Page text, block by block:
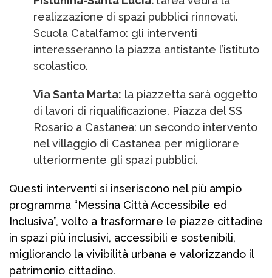
realizzazione di spazi pubblici rinnovati.
Scuola Catalfamo: gli interventi
interesseranno la piazza antistante l’istituto
scolastico.
Via Santa Marta: la piazzetta sarà oggetto
di lavori di riqualificazione. Piazza del SS
Rosario a Castanea: un secondo intervento
nel villaggio di Castanea per migliorare
ulteriormente gli spazi pubblici.
Questi interventi si inseriscono nel più ampio
programma “Messina Città Accessibile ed
Inclusiva”, volto a trasformare le piazze cittadine
in spazi più inclusivi, accessibili e sostenibili,
migliorando la vivibilità urbana e valorizzando il
patrimonio cittadino.